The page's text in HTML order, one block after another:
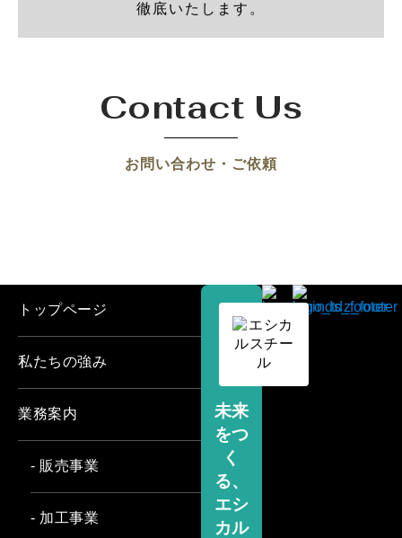
徹底いたします。
Contact Us
お問い合わせ・ご依頼
未来
をつ
く
る、
エシ
カル
トップページ
私たちの強み
業務案内
- 販売事業
- 加工事業